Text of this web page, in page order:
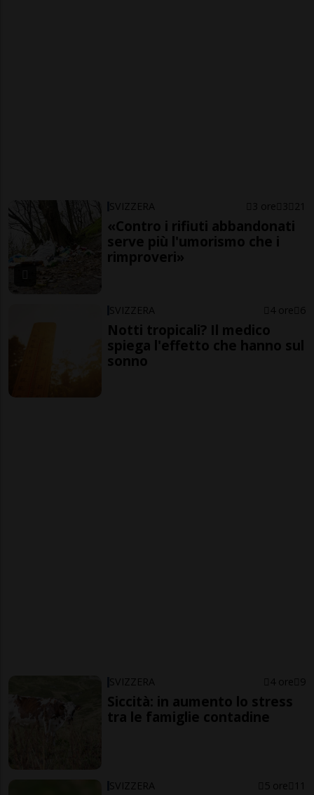
SVIZZERA 3 ore 3 21
«Contro i rifiuti abbandonati
serve più l'umorismo che i
rimproveri»
SVIZZERA 4 ore 6
Notti tropicali? Il medico
spiega l'effetto che hanno sul
sonno
SVIZZERA 4 ore 9
Siccità: in aumento lo stress
tra le famiglie contadine
SVIZZERA 5 ore 11